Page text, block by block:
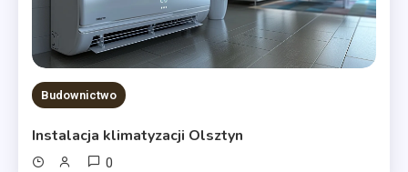
Budownictwo
Instalacja klimatyzacji Olsztyn
0